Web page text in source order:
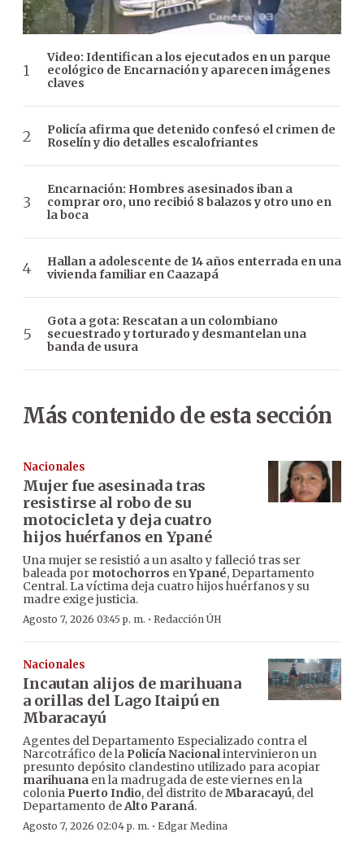
Video: Identifican a los ejecutados en un parque
ecológico de Encarnación y aparecen imágenes
claves
Policía afirma que detenido confesó el crimen de
Roselín y dio detalles escalofriantes
Encarnación: Hombres asesinados iban a
comprar oro, uno recibió 8 balazos y otro uno en
la boca
Hallan a adolescente de 14 años enterrada en una
vivienda familiar en Caazapá
Gota a gota: Rescatan a un colombiano
secuestrado y torturado y desmantelan una
banda de usura
Más contenido de esta sección
Nacionales
Mujer fue asesinada tras
resistirse al robo de su
motocicleta y deja cuatro
hijos huérfanos en Ypané
Una mujer se resistió a un asalto y falleció tras ser
baleada por motochorros enYpané, Departamento
Central. La víctima deja cuatro hijos huérfanos y su
madre exige justicia.
Agosto 7, 2026 03:45 p. m. · Redacción ÚH
Nacionales
Incautan alijos de marihuana
a orillas del Lago Itaipú en
Mbaracayú
Agentes del Departamento Especializado contra el
Narcotráfico de la Policía Nacionalintervinieron un
presunto depósito clandestino utilizado para acopiar
marihuana en la madrugada de este viernes en la
colonia Puerto Indio, del distrito deMbaracayú, del
Departamento deAlto Paraná.
Agosto 7, 2026 02:04 p. m. · Edgar Medina